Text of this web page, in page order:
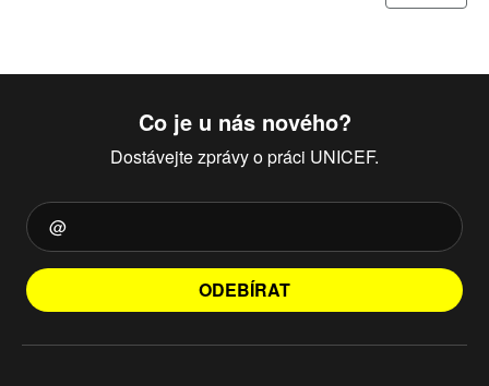
Co je u nás nového?
Dostávejte zprávy o práci UNICEF.
ODEBÍRAT